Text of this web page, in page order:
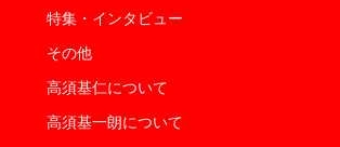
特集・インタビュー
その他
高須基仁について
高須基一朗について